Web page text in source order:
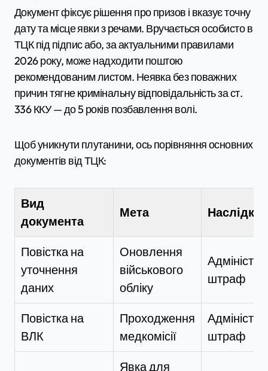
Документ фіксує рішення про призов і вказує точну
дату та місце явки з речами. Вручається особисто в
ТЦК під підпис або, за актуальними правилами
2026 року, може надходити поштою
рекомендованим листом. Неявка без поважних
причин тягне кримінальну відповідальність за ст.
336 ККУ — до 5 років позбавлення волі.
Щоб уникнути плутанини, ось порівняння основних
документів від ТЦК:
Вид
документа
Мета Наслідки
Повістка на
уточнення
даних
Оновлення
військового
обліку
штраф
Повістка на
ВЛК
Проходження
медкомісії
штраф
Явка для